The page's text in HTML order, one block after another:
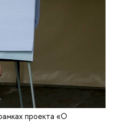
проекта «О